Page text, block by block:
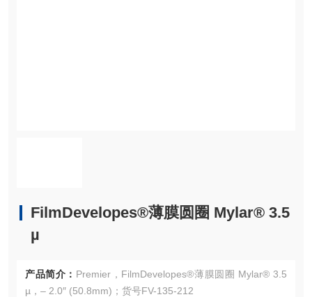
FilmDevelopes®薄膜圆圈 Mylar® 3.5
µ
产品简介： Premier，FilmDevelopes®薄膜圆圈 Mylar® 3.5
µ，– 2.0″ (50.8mm)；货号FV-135-212